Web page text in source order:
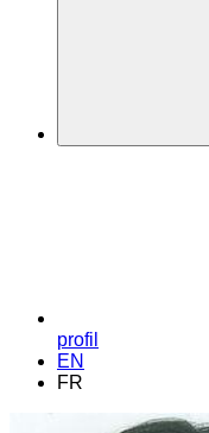
profil
EN
FR